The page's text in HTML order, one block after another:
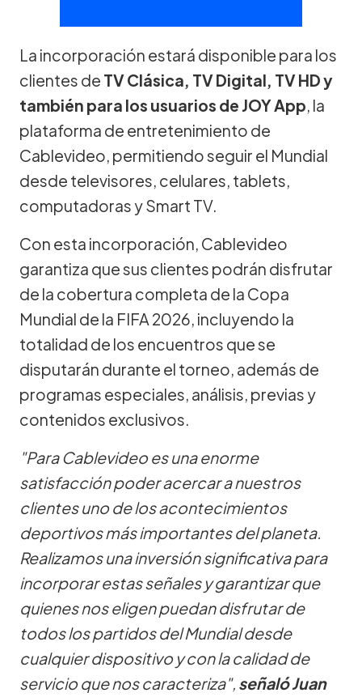
La incorporación estará disponible para los
clientes de TV Clásica, TV Digital, TV HD y
también para los usuarios de JOY App, la
plataforma de entretenimiento de
Cablevideo, permitiendo seguir el Mundial
desde televisores, celulares, tablets,
computadoras y Smart TV.
Con esta incorporación, Cablevideo
garantiza que sus clientes podrán disfrutar
de la cobertura completa de la Copa
Mundial de la FIFA 2026, incluyendo la
totalidad de los encuentros que se
disputarán durante el torneo, además de
programas especiales, análisis, previas y
contenidos exclusivos.
"Para Cablevideo es una enorme
satisfacción poder acercar a nuestros
clientes uno de los acontecimientos
deportivos más importantes del planeta.
Realizamos una inversión significativa para
incorporar estas señales y garantizar que
quienes nos eligen puedan disfrutar de
todos los partidos del Mundial desde
cualquier dispositivo y con la calidad de
servicio que nos caracteriza", señaló Juan